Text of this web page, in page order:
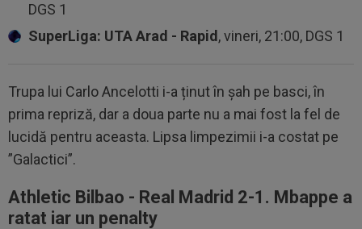
DGS 1
SuperLiga: UTA Arad - Rapid , vineri, 21:00, DGS 1
Trupa lui Carlo Ancelotti i-a ținut în șah pe basci, în
prima repriză, dar a doua parte nu a mai fost la fel de
lucidă pentru aceasta. Lipsa limpezimii i-a costat pe
”Galactici”.
Athletic Bilbao - Real Madrid 2-1. Mbappe a
ratat iar un penalty